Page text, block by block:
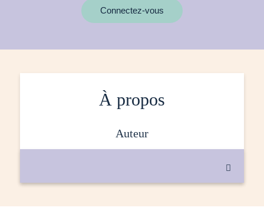
Connectez-vous
À propos
auteur
